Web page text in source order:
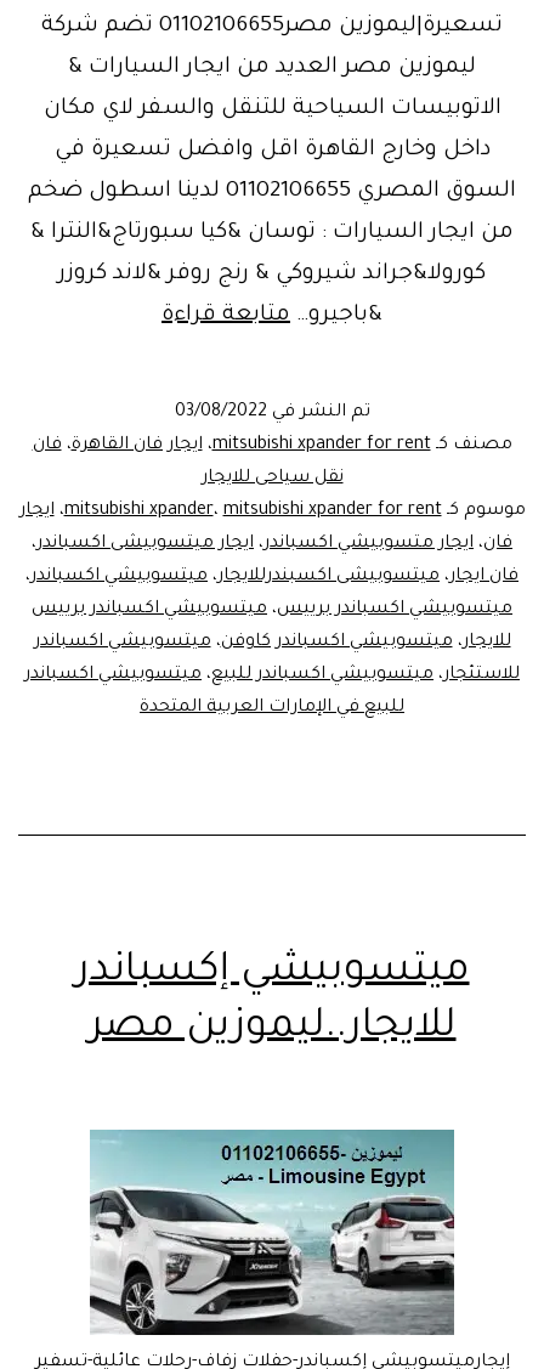
تسعيرة|ليموزين مصر01102106655 تضم شركة
ليموزين مصر العديد من ايجار السيارات &
الاتوبيسات السياحية للتنقل والسفر لاي مكان
داخل وخارج القاهرة اقل وافضل تسعيرة في
السوق المصري 01102106655 لدينا اسطول ضخم
من ايجار السيارات : توسان &كيا سبورتاج&النترا &
كورولا&جراند شيروكي & رنج روفر &لاند كروزر
&باجيرو… متابعة قراءةالوحش
للايجار|
مصر
تم النشر في 03/08/2022
مصنف كـmitsubishi xpander for rent،ايجار فان القاهرة،فان
نقل سياحى للايجار
موسوم كـ
mitsubishi xpander،mitsubishi xpander for rent ،ايجار
فان، ايجار متسوبيشي اكسباندر، ايجار ميتسوبيشى اكسباندر،
فان ايجار، ميتسوبيشى اكسبندرللايجار، ميتسوبيشي اكسباندر،
ميتسوبيشي اكسباندر برييس، ميتسوبيشي اكسباندر برييس
للايجار،ميتسوبيشي اكسباندر كاوفن،ميتسوبيشي اكسباندر
للاستئجار، ميتسوبيشي اكسباندر للبيع، ميتسوبيشي اكسباندر
للبيع في الإمارات العربية المتحدة
ميتسوبيشي إكسباندر
للايجار..ليموزين مصر
إيجارميتسوبيشي إكسباندر-حفلات زفاف-رحلات عائلية-تسفير